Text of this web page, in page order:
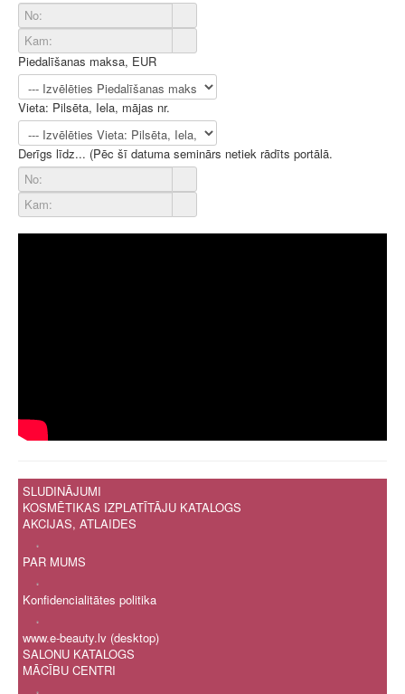
Piedalīšanas maksa, EUR
Vieta: Pilsēta, Iela, mājas nr.
Derīgs līdz... (Pēc šī datuma seminārs netiek rādīts portālā.
SLUDINĀJUMI
KOSMĒTIKAS IZPLATĪTĀJU KATALOGS
AKCIJAS, ATLAIDES
.
PAR MUMS
.
Konfidencialitātes politika
.
www.e-beauty.lv (desktop)
SALONU KATALOGS
MĀCĪBU CENTRI
.